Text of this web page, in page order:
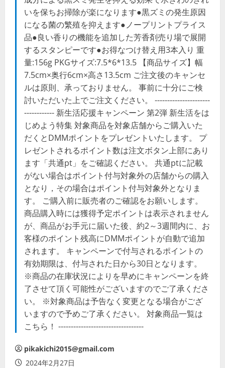
いを保ちお掃除が楽になります●黒ズミの発生原因
になる菌の繁殖を抑えます●ノープリントプライス
品●良い香りの機能を追加した芳香剤売り場で展開
するスタンピーです●お得なつけ替え用3本入り 重
量:156g PKGサイズ:7.5*6*13.5 【商品サイズ】幅
7.5cm×奥行6cm×高さ13.5cm ご注文後のキャンセ
ルは原則、承っておりません。 事前に十分にご検
討いただいた上でご注文ください。 ----------------------
------------ 新生活応援キャンペーン 第2弾 新生活をは
じめよう特集 対象商品を対象店舗からご購入いた
だくとDMMポイントをプレゼントいたします。 プ
レゼントされるポイント数は注文ボタン上部にあり
ます「共通pt」をご確認ください。 共通ptに記載
がない場合はポイント付与対象外の店舗からの購入
となり，その場合はポイント付与対象外となりま
す。 ご購入前に販売者のご確認をお願いします。
商品購入時には獲得予定ポイントは表示されません
が、商品がお手元に届いた後、約2～3週間内に、お
客様のポイント残高にDMMポイントが自動で追加
されます。 キャンペーンで付与されるポイントの
有効期限は、付与された日から30日となります。
※商品の在庫状況によりを早めにキャンペーンを終
了させて頂く可能性がございますのでご了承くださ
い。 ※対象商品は予告なく変更となる場合がござ
いますので予めご了承ください。 対象商品一覧は
こちら！ ----------------------------------
pikakichi2015@gmail.com
2024年2月27日